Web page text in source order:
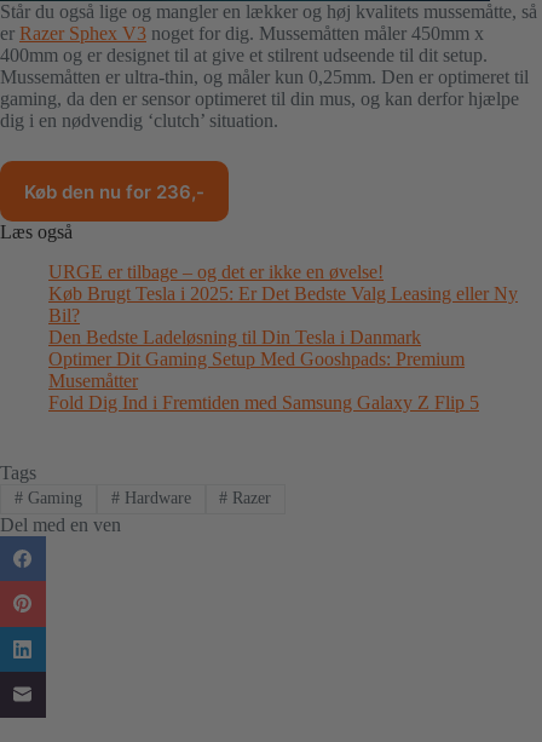
Står du også lige og mangler en lækker og høj kvalitets mussemåtte, så
er Razer Sphex V3 noget for dig. Mussemåtten måler 450mm x
400mm og er designet til at give et stilrent udseende til dit setup.
Mussemåtten er ultra-thin, og måler kun 0,25mm. Den er optimeret til
gaming, da den er sensor optimeret til din mus, og kan derfor hjælpe
dig i en nødvendig ‘clutch’ situation.
Køb den nu for 236,-
Læs også
URGE er tilbage – og det er ikke en øvelse!
Køb Brugt Tesla i 2025: Er Det Bedste Valg Leasing eller Ny
Bil?
Den Bedste Ladeløsning til Din Tesla i Danmark
Optimer Dit Gaming Setup Med Gooshpads: Premium
Musemåtter
Fold Dig Ind i Fremtiden med Samsung Galaxy Z Flip 5
Tags
#Gaming #Hardware # Razer
Del med en ven